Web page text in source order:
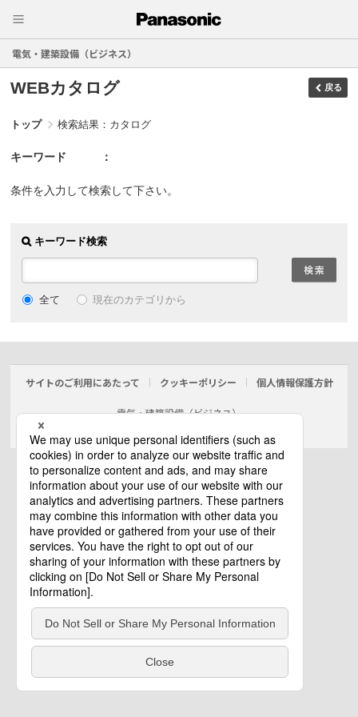
電気・建築設備（ビジネス）
WEBカタログ 戻る
トップ 検索結果：カタログ
キーワード
条件を入力して検索して下さい。
キーワード検索
全て 現在のカテゴリから
サイトのご利用にあたって クッキーポリシー 個人情報保護方針
電気・建築設備（ビジネス）